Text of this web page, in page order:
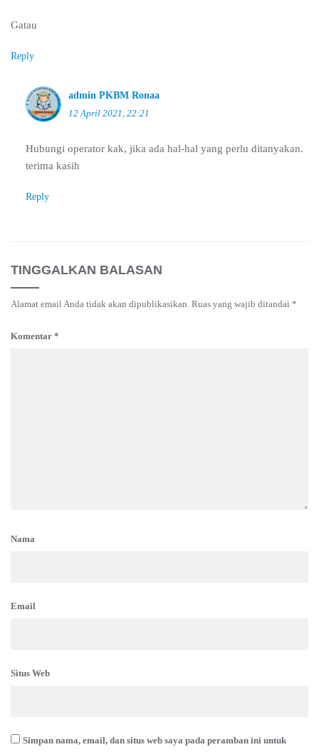
Gatau
Reply
admin PKBM Ronaa
12 April 2021, 22:21
Hubungi operator kak, jika ada hal-hal yang perlu ditanyakan.
terima kasih
Reply
TINGGALKAN BALASAN
Alamat email Anda tidak akan dipublikasikan. Ruas yang wajib ditandai *
Komentar *
Nama
Email
Situs Web
Simpan nama, email, dan situs web saya pada peramban ini untuk